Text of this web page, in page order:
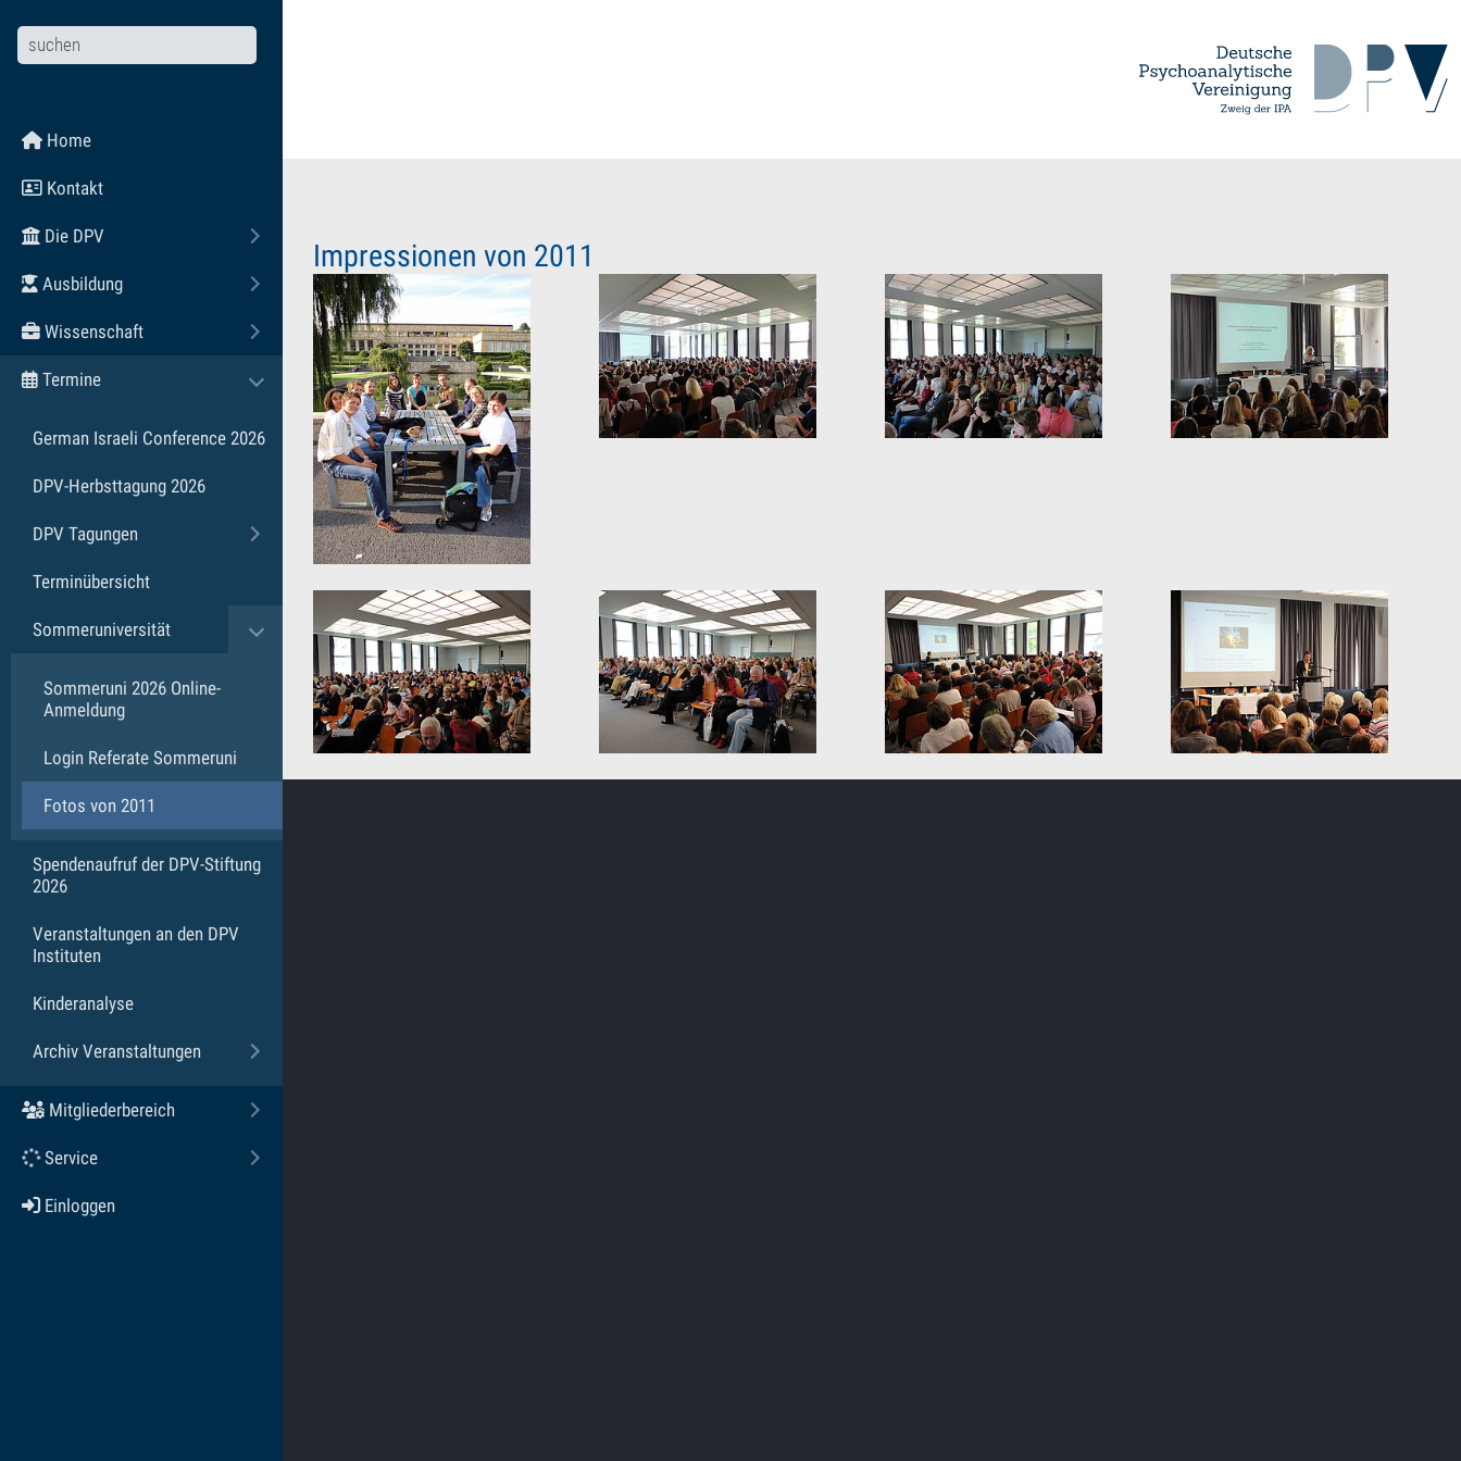
Home
Kontakt
Die DPV
Ausbildung
Wissenschaft Toggle submenu
Termine
German Israeli Conference 2026
DPV-Herbsttagung 2026
DPV Tagungen Toggle submenu
Terminübersicht
Sommeruniversität Toggle submenu
Sommeruni 2026 Online-
Anmeldung
Login Referate Sommeruni
Fotos von 2011
Spendenaufruf der DPV-Stiftung
2026
Veranstaltungen an den DPV
Instituten
Kinderanalyse
Archiv Veranstaltungen Toggle submenu
Mitgliederbereich Toggle submenu
Service
Einloggen
Impressionen von 2011